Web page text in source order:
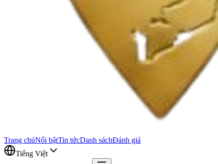
Trang chủNổi bậtTin tứcDanh sáchĐánh giá
Tiếng Việt